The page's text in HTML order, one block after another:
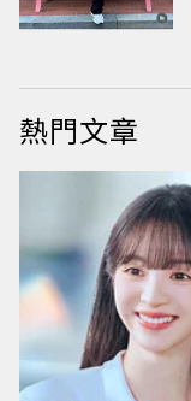
熱門文章